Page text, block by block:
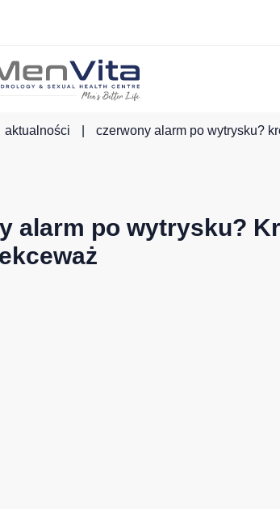
aktualności czerwony alarm po wytrysku?
alarm po wytrysku?